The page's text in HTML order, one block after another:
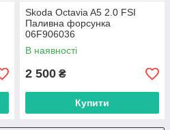
Skoda Octavia A5 2.0 FSI
Паливна форсунка
06F906036
В наявності
2 500 ₴
Купити